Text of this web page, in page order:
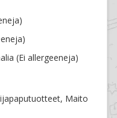
(Ei allergeeneja)
Maito